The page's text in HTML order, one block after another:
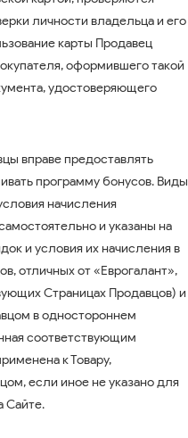
личности владельца и его
карты Продавец
оформившего такой
удостоверяющего
вправе предоставлять
программу бонусов. Виды
начисления
и указаны на
и условия их начисления в
отличных от «Еврогалант»,
Страницах Продавцов) и
в одностороннем
соответствующим
к Товару,
если иное не указано для
Сайте.